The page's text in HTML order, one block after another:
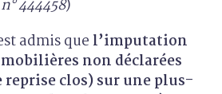
444458)
admis que l’imputation
non déclarées
reprise clos) sur une plus-